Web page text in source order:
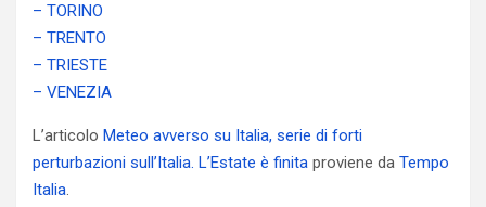
– TORINO
– TRENTO
– TRIESTE
– VENEZIA
L’articolo Meteo avverso su Italia, serie di forti
perturbazioni sull’Italia. L’Estate è finita proviene da Tempo
Italia.